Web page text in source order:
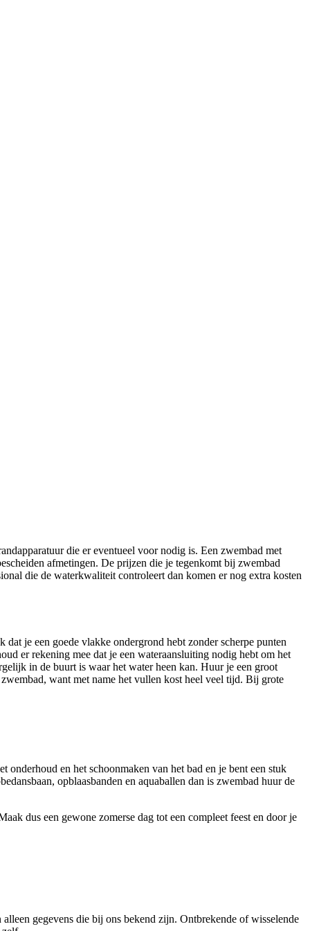
die er eventueel voor nodig is. Een zwembad met
afmetingen. De prijzen die je tegenkomt bij zwembad
die de waterkwaliteit controleert dan komen er nog extra kosten
je een goede vlakke ondergrond hebt zonder scherpe punten
er rekening mee dat je een wateraansluiting nodig hebt om het
in de buurt is waar het water heen kan. Huur je een groot
want met name het vullen kost heel veel tijd. Bij grote
en het schoonmaken van het bad en je bent een stuk
opblaasbanden en aquaballen dan is zwembad huur de
dus een gewone zomerse dag tot een compleet feest en door je
gegevens die bij ons bekend zijn. Ontbrekende of wisselende